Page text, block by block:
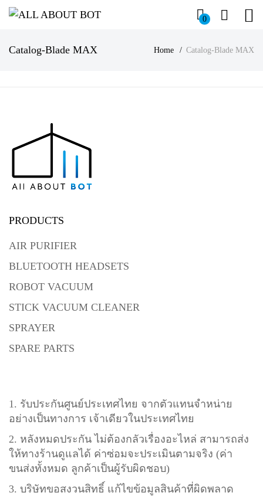
0
Catalog-Blade MAX Home Catalog-Blade MAX
PRODUCTS
AIR PURIFIER
BLUETOOTH HEADSETS
ROBOT VACUUM
STICK VACUUM CLEANER
SPRAYER
SPARE PARTS
1. รับประกันศูนย์ประเทศไทย จากตัวแทนจำหน่าย
อย่างเป็นทางการ เจ้าเดียวในประเทศไทย
2. หลังหมดประกัน ไม่ต้องกลัวเรื่องอะไหล่ สามารถส่ง
ให้ทางร้านดูแลได้ ค่าซ่อมจะประเมินตามจริง (ค่า
ขนส่งทั้งหมด ลูกค้าเป็นผู้รับผิดชอบ)
3. บริษัทขอสงวนสิทธิ์ แก้ไขข้อมูลสินค้าที่ผิดพลาด